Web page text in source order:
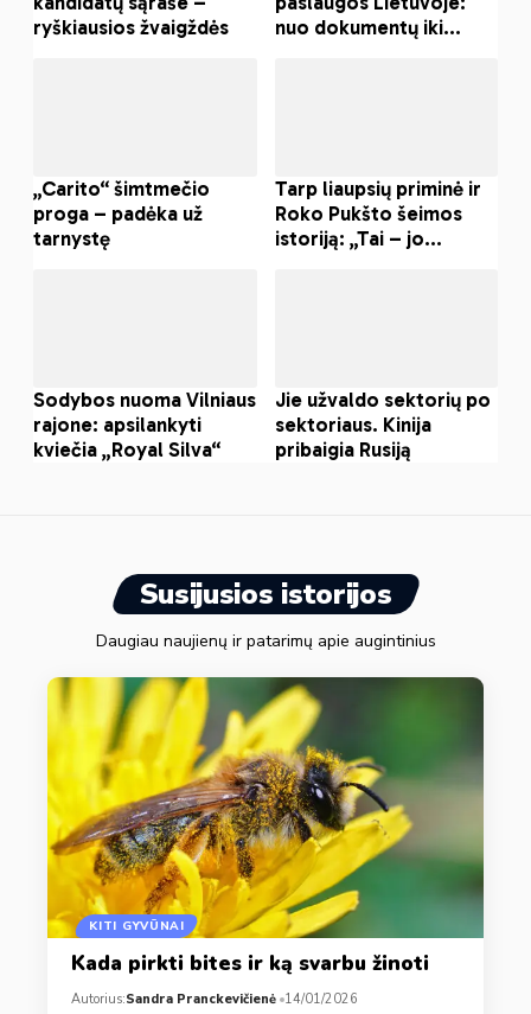
Susijusios istorijos
Daugiau naujienų ir patarimų apie augintinius
KITI GYVŪNAI
Kada pirkti bites ir ką svarbu žinoti
Autorius:Sandra Pranckevičienė 14/01/2026